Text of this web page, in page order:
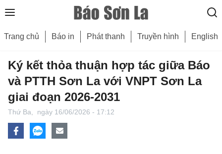
Trang chủ Báo in Phát thanh Truyền hình English
Ký kết thỏa thuận hợp tác giữa Báo
và PTTH Sơn La với VNPT Sơn La
giai đoạn 2026-2031
Thứ Ba, ngày 16/06/2026 - 17:12